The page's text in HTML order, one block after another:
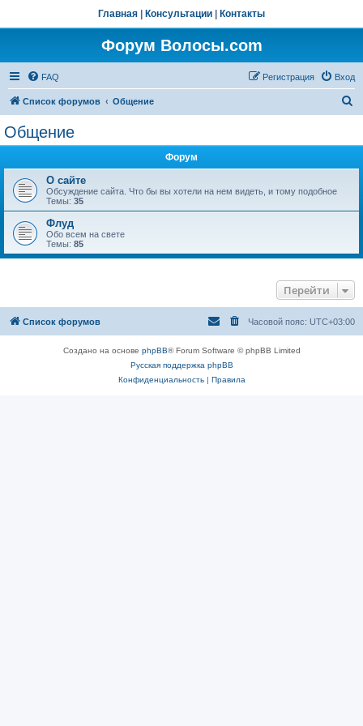
Главная Консультации Контакты
Форум Волосы.com
FAQ Вход
Регистрация
Список форумов Общение
Общение
Форум
О сайте
Обсуждение сайта. Что бы вы хотели на нем видеть, и тому подобное
Темы: 35
Флуд
Обо всем на свете
Темы: 85
Перейти
Список форумов Часовой пояс: UTC+03:00
Создано на основе phpBB® Forum Software © phpBB Limited
Русская поддержка phpBB
Конфиденциальность| Правила